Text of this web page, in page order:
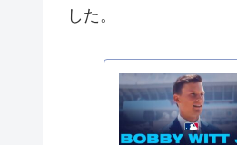
した。